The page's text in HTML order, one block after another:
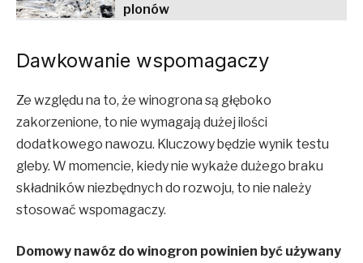
plonów
Dawkowanie wspomagaczy
Ze względu na to, że winogrona są głęboko
zakorzenione, to nie wymagają dużej ilości
dodatkowego nawozu. Kluczowy będzie wynik testu
gleby. W momencie, kiedy nie wykaże dużego braku
składników niezbędnych do rozwoju, to nie należy
stosować wspomagaczy.
Domowy nawóz do winogron powinien być używany